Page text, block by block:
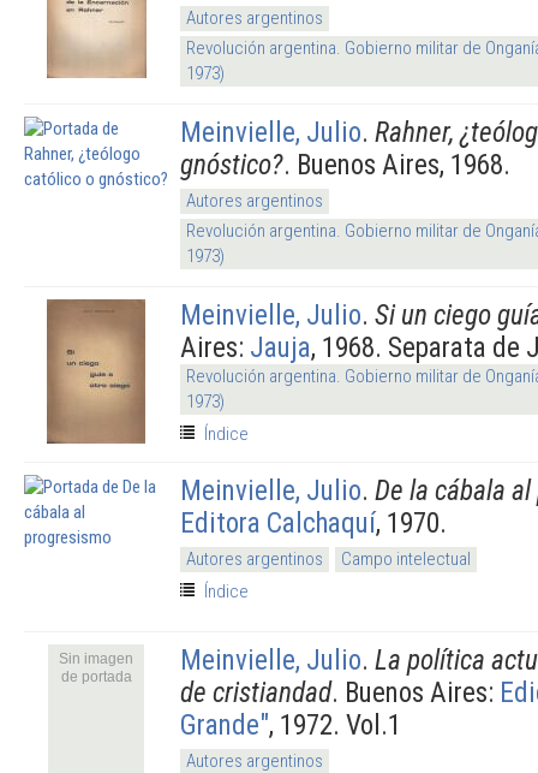
Autores argentinos
Revolución argentina. Gobierno militar de
1973)
Meinvielle, Julio. Rahner,
gnóstico?. Buenos Aires, 1968.
Autores argentinos
Revolución argentina. Gobierno militar de
1973)
Meinvielle, Julio. Si un ciego
Aires: Jauja, 1968. Separata de
Revolución argentina. Gobierno militar de
1973)
Índice
Meinvielle, Julio. De la cábala
Editora Calchaquí, 1970.
Autores argentinos
Campo intelectual
Índice
Sin imagen
de portada
Meinvielle, Julio. La política
de cristiandad. Buenos Aires:
Grande", 1972. Vol.1
Autores argentinos